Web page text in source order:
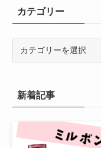
カテゴリー
ー新着記事